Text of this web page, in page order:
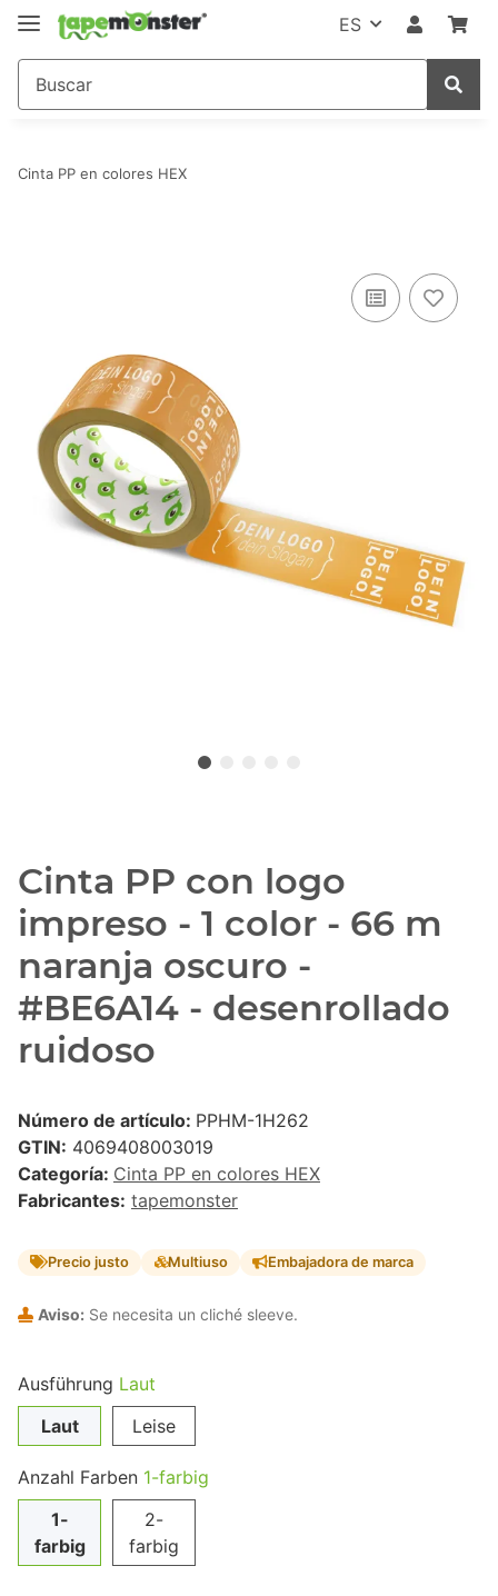
ES
Cinta PP en colores HEX
Cinta PP con logo
impreso - 1 color - 66 m
naranja oscuro -
#BE6A14 - desenrollado
ruidoso
Número de artículo: PPHM-1H262
GTIN: 4069408003019
Categoría: Cinta PP en colores HEX
Fabricantes: tapemonster
Precio justo Multiuso Embajadora de marca
Aviso: Se necesita un cliché sleeve.
Ausführung Laut
Laut
Leise
Anzahl Farben 1-farbig
1-
farbig
2-
farbig